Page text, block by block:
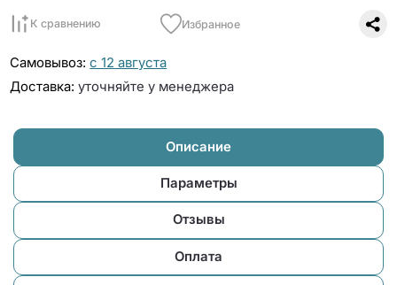
К сравнению Избранное
Самовывоз: с 12 августа
Доставка: уточняйте у менеджера
Описание
Параметры
Отзывы
Оплата